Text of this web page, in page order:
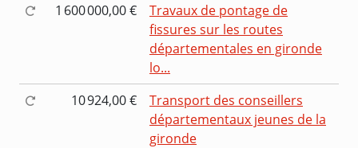
1 600 000,00 €
Travaux de pontage de
fissures sur les routes
départementales en gironde
lo...
10 924,00 €
Transport des conseillers
départementaux jeunes de la
gironde